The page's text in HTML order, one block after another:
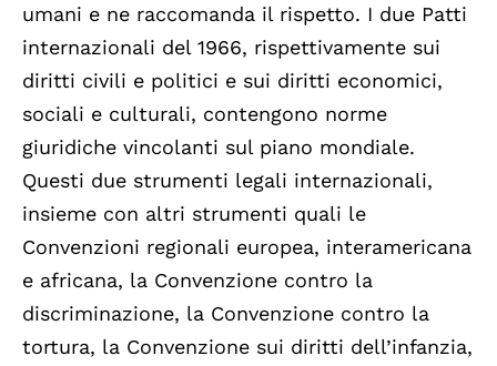
umani e ne raccomanda il rispetto. I due Patti
internazionali del 1966, rispettivamente sui
diritti civili e politici e sui diritti economici,
sociali e culturali, contengono norme
giuridiche vincolanti sul piano mondiale.
Questi due strumenti legali internazionali,
insieme con altri strumenti quali le
Convenzioni regionali europea, interamericana
e africana, la Convenzione contro la
discriminazione, la Convenzione contro la
tortura, la Convenzione sui diritti dell’infanzia,